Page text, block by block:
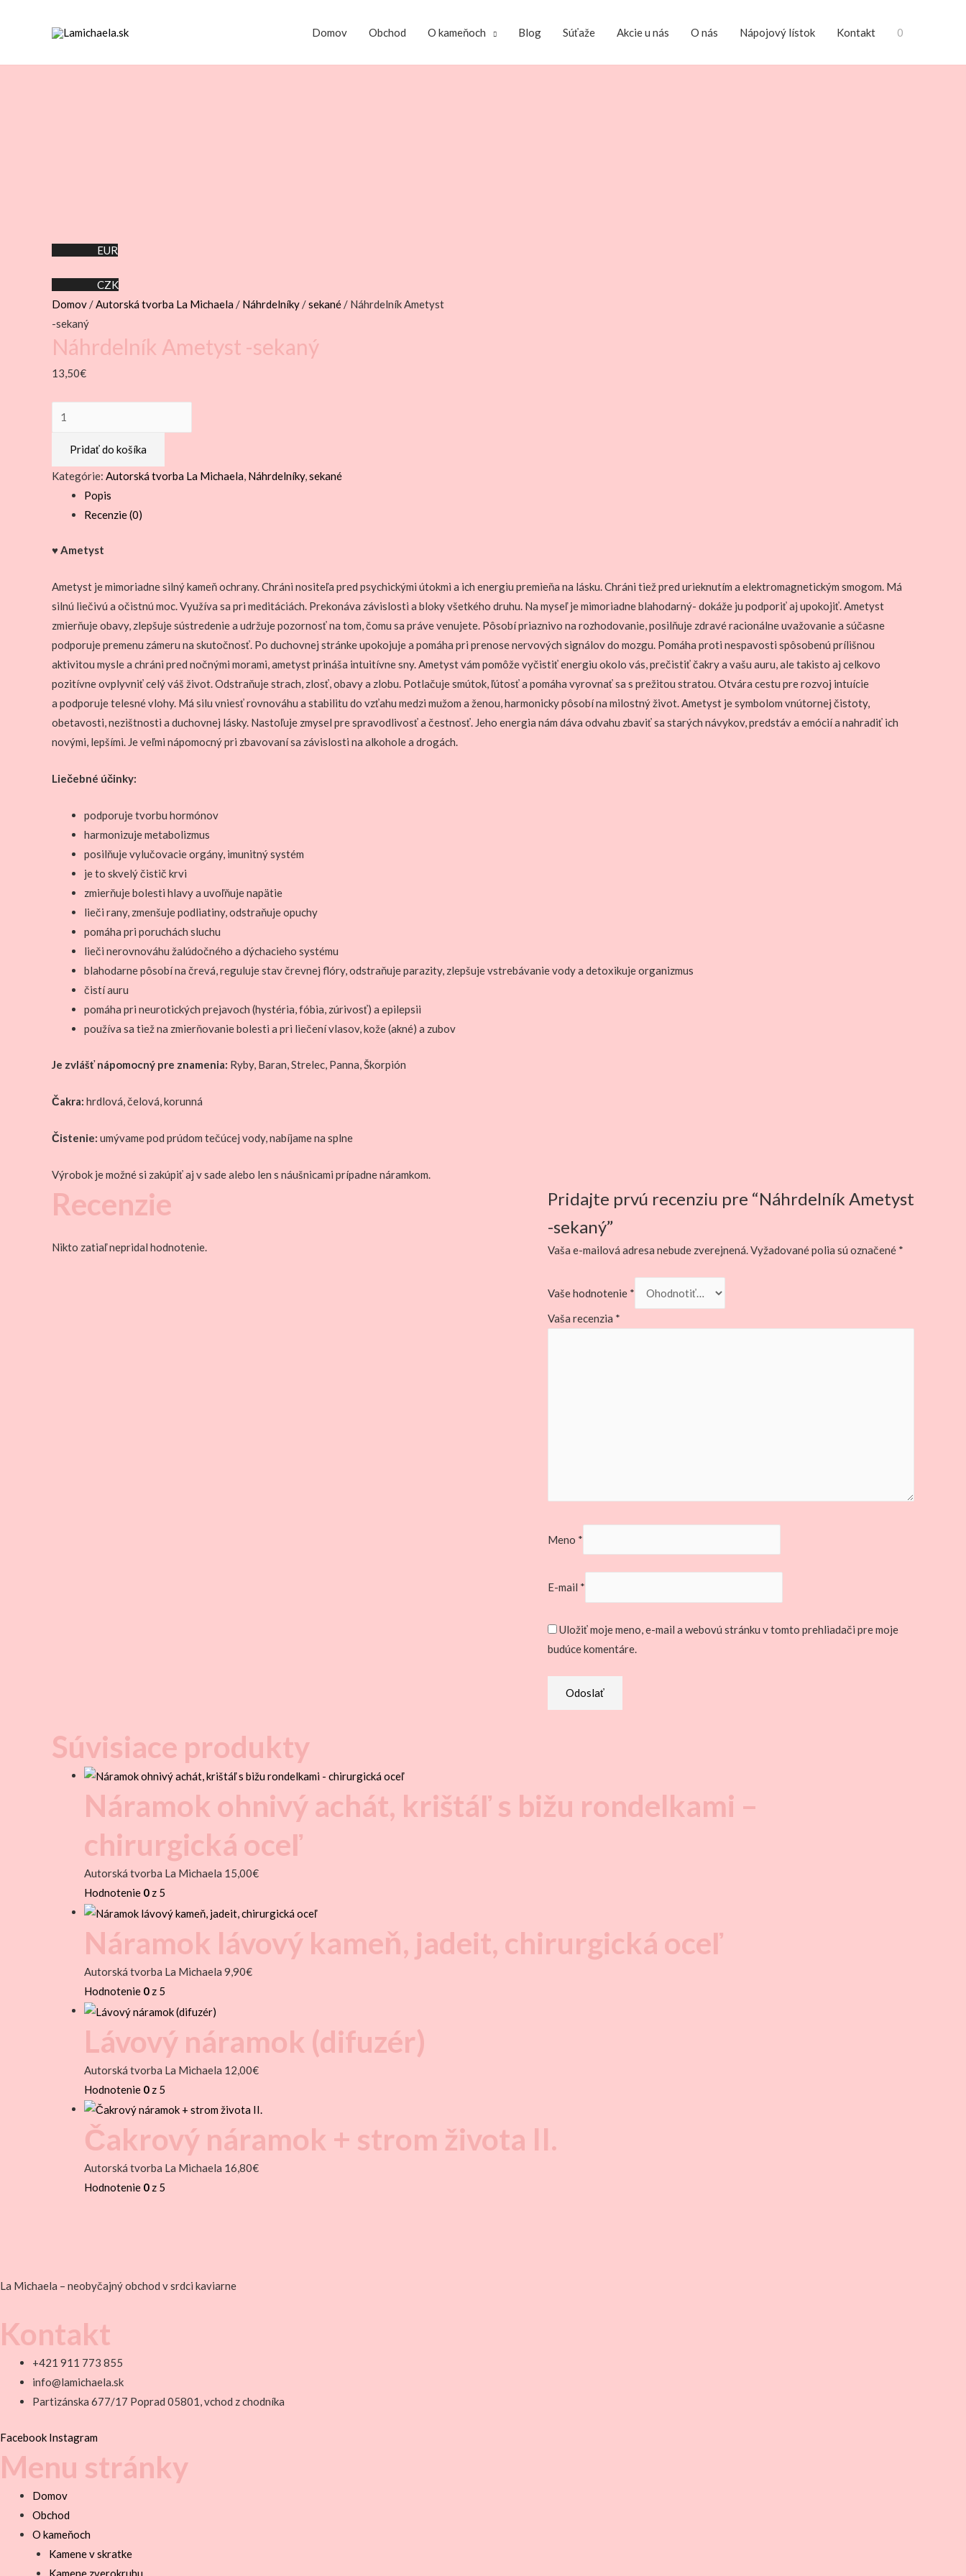
Domov Obchod O kameňoch Blog Súťaže Akcie u nás O nás Nápojový lístok Kontakt 0
EUR
CZK
Domov/Autorská tvorba La Michaela/ Náhrdelníky/sekané/ Náhrdelník Ametyst
-sekaný
Náhrdelník Ametyst -sekaný
13,50€
množstvo
Náhrdelník
Ametyst
-
Pridať do košíka
Kategórie: Autorská tvorba La Michaela Náhrdelníky, sekané
Popis
Recenzie (0)
♥ Ametyst
Ametyst je mimoriadne silný kameň ochrany. Chráni nositeľa pred psychickými útokmi a ich energiu premieňa na lásku. Chráni tiež pred urieknutím a elektromagnetickým smogom. Má
silnú liečivú a očistnú moc. Využíva sa pri meditáciách. Prekonáva závislosti a bloky všetkého druhu. Na myseľ je mimoriadne blahodarný- dokáže ju podporiť aj upokojiť. Ametyst
zmierňuje obavy, zlepšuje sústredenie a udržuje pozornosť na tom, čomu sa práve venujete. Pôsobí priaznivo na rozhodovanie, posilňuje zdravé racionálne uvažovanie a súčasne
podporuje premenu zámeru na skutočnosť. Po duchovnej stránke upokojuje a pomáha pri prenose nervových signálov do mozgu. Pomáha proti nespavosti spôsobenú prílišnou
aktivitou mysle a chráni pred nočnými morami, ametyst prináša intuitívne sny. Ametyst vám pomôže vyčistiť energiu okolo vás, prečistiť čakry a vašu auru, ale takisto aj celkovo
pozitívne ovplyvniť celý váš život. Odstraňuje strach, zlosť, obavy a zlobu. Potlačuje smútok, ľútosť a pomáha vyrovnať sa s prežitou stratou. Otvára cestu pre rozvoj intuície
a podporuje telesné vlohy. Má silu vniesť rovnováhu a stabilitu do vzťahu medzi mužom a ženou, harmonicky pôsobí na milostný život. Ametyst je symbolom vnútornej čistoty,
obetavosti, nezištnosti a duchovnej lásky. Nastoľuje zmysel pre spravodlivosť a čestnosť. Jeho energia nám dáva odvahu zbaviť sa starých návykov, predstáv a emócií a nahradiť ich
novými, lepšími. Je veľmi nápomocný pri zbavovaní sa závislosti na alkohole a drogách.
Liečebné účinky:
podporuje tvorbu hormónov
harmonizuje metabolizmus
posilňuje vylučovacie orgány, imunitný systém
je to skvelý čistič krvi
zmierňuje bolesti hlavy a uvoľňuje napätie
lieči rany, zmenšuje podliatiny, odstraňuje opuchy
pomáha pri poruchách sluchu
lieči nerovnováhu žalúdočného a dýchacieho systému
blahodarne pôsobí na črevá, reguluje stav črevnej flóry, odstraňuje parazity, zlepšuje vstrebávanie vody a detoxikuje organizmus
čistí auru
pomáha pri neurotických prejavoch (hystéria, fóbia, zúrivosť) a epilepsii
používa sa tiež na zmierňovanie bolesti a pri liečení vlasov, kože (akné) a zubov
Je zvlášť nápomocný pre znamenia: Ryby, Baran, Strelec, Panna, Škorpión
Čakra: hrdlová, čelová, korunná
Čistenie: umývame pod prúdom tečúcej vody, nabíjame na splne
Výrobok je možné si zakúpiť aj v sade alebo len s náušnicami prípadne náramkom.
Recenzie
Nikto zatiaľ nepridal hodnotenie.
Pridajte prvú recenziu pre “Náhrdelník Ametyst
-sekaný”
Vaša e-mailová adresa nebude zverejnená. Vyžadované polia sú označené *
Vaše hodnotenie *
Vaša recenzia *
Meno *
E-mail *
Uložiť moje meno, e-mail a webovú stránku v tomto prehliadači pre moje
budúce komentáre.
Súvisiace produkty
Náramok ohnivý achát, krištáľ s bižu rondelkami –
chirurgická oceľ
Autorská tvorba La Michaela 15,00€
Hodnotenie 0 z 5
Náramok lávový kameň, jadeit, chirurgická oceľ
Autorská tvorba La Michaela 9,90€
Hodnotenie 0 z 5
Lávový náramok (difuzér)
Autorská tvorba La Michaela 12,00€
Hodnotenie 0 z 5
Čakrový náramok + strom života II.
Autorská tvorba La Michaela 16,80€
Hodnotenie 0 z 5
La Michaela – neobyčajný obchod v srdci kaviarne
Kontakt
+421 911 773 855
info@lamichaela.sk
Partizánska 677/17 Poprad 05801, vchod z chodníka
Facebook Instagram
Menu stránky
Domov
Obchod
O kameňoch
Kamene v skratke
Kamene zverokruhu